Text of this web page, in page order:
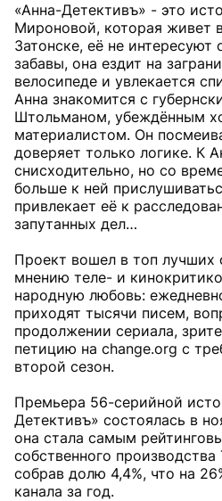
«Анна-Детективъ» - это
Мироновой, которая живет
Затонске, её не интересуют
забавы, она ездит на
велосипеде и увлекается
Анна знакомится с
Штольманом, убеждённым
материалистом. Он
доверяет только логике. К
снисходительно, но со
больше к ней
привлекает её к
запутанных дел…
Проект вошел в топ лучших
мнению теле- и
народную любовь:
приходят тысячи писем,
продолжении сериала,
петицию на change.org с
второй сезон.
Премьера 56-серийной
Детективъ» состоялась в
она стала самым
собственного производства
собрав долю 4,4%, что на
канала за год.